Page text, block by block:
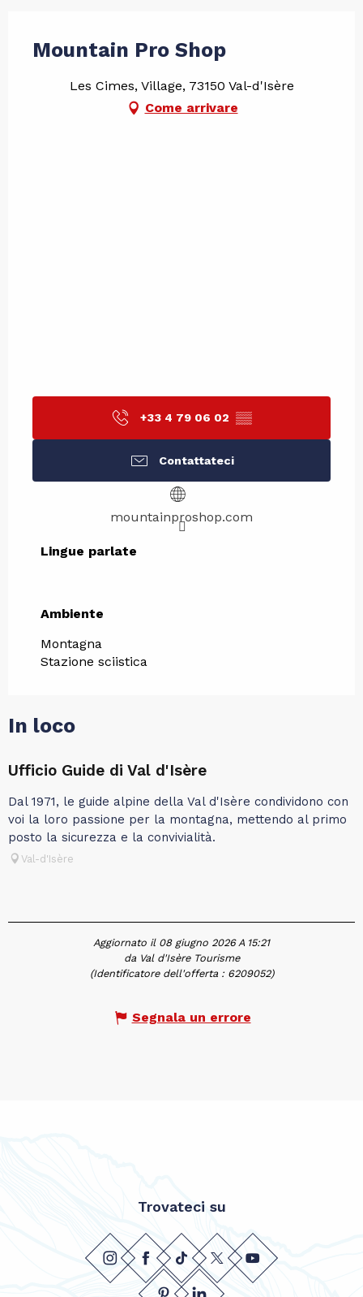
Mountain Pro Shop
Les Cimes, Village, 73150 Val-d'Isère
Come arrivare
+33 4 79 06 02 ▒▒
Contattateci
mountainproshop.com
Lingue parlate
Lingue parlate
Ambiente
Ambiente
Montagna
Stazione sciistica
In loco
Ufficio Guide di Val d'Isère
Dal 1971, le guide alpine della Val d'Isère condividono con
voi la loro passione per la montagna, mettendo al primo
posto la sicurezza e la convivialità.
Val-d'Isère
Aggiornato il 08 giugno 2026 A 15:21
da Val d'Isère Tourisme
(Identificatore dell'offerta : 6209052)
Segnala un errore
Trovateci su